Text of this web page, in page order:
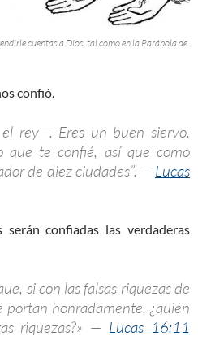
cuentas a Dios, tal como en la Parábola de
confió.
rey—. Eres un buen siervo.
que te confié, así que como
de diez ciudades”. — Lucas
confiadas las verdaderas
si con las falsas riquezas de
portan honradamente, ¿quién
riquezas?» — Lucas 16:11